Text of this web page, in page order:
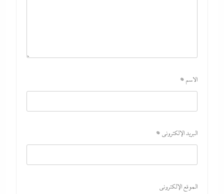
الاسم *
البريد الإلكتروني *
الموقع الإلكتروني